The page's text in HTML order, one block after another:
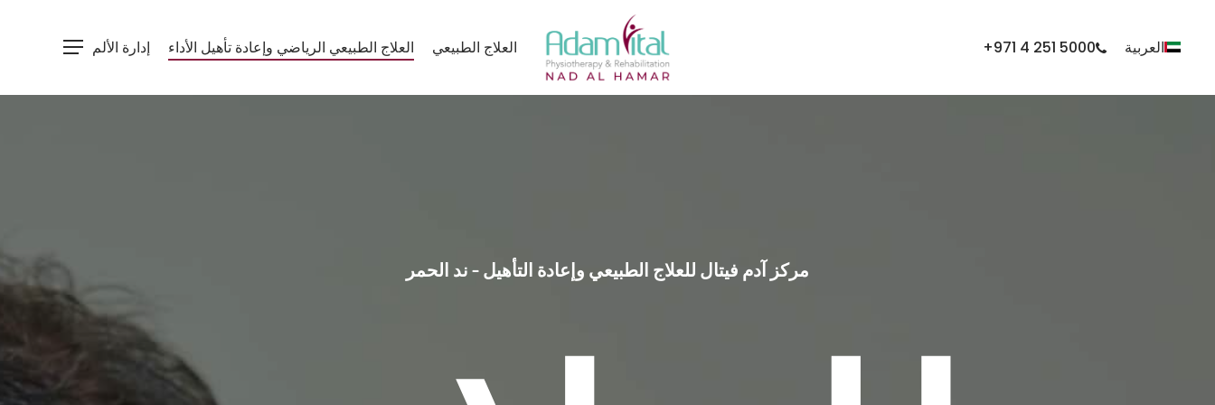
العربية 0
0
0
5
1
5
2
4
1
7
9
+ العلاج الطبيعي العلاج الطبيعي الرياضي وإعادة تأهيل الأداء إدارة الألم Menu
مركز آدم فيتال للعلاج الطبيعي وإعادة التأهيل - ند الحمر